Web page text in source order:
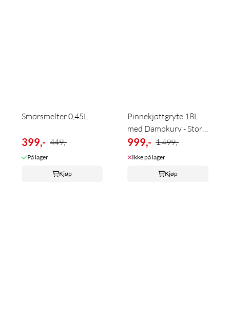
Smørsmelter 0,45L
399,- 449,-
På lager
Kjøp
Pinnekjøttgryte 18L
med Dampkurv - Stor
Stålgryte ...
999,- 1.499,-
Ikke på lager
Kjøp